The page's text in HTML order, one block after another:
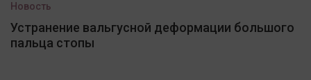
Новость
Устранение вальгусной деформации большого
пальца стопы